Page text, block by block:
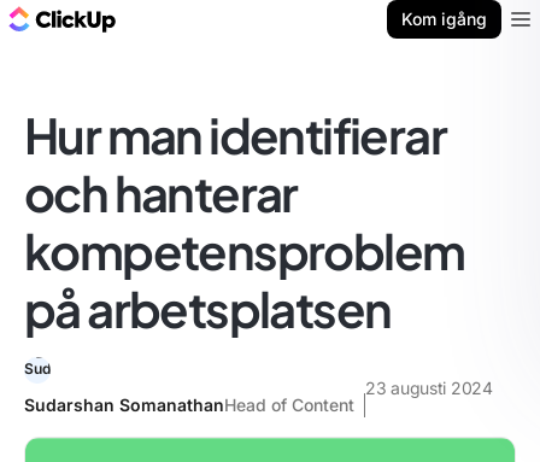
Kom igång
Hur man identifierar
och hanterar
kompetensproblem
på arbetsplatsen
Sudarshan SomanathanHead of Content
23 augusti 2024